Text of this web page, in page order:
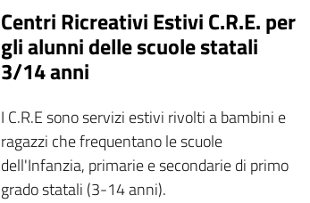
Centri Ricreativi Estivi C.R.E. per
gli alunni delle scuole statali
3/14 anni
I C.R.E sono servizi estivi rivolti a bambini e
ragazzi che frequentano le scuole
dell'Infanzia, primarie e secondarie di primo
grado statali (3-14 anni).